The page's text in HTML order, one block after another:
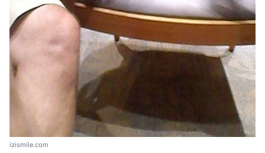
izismile.com